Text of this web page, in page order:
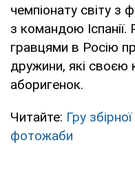
чемпіонату світу з
з командою
гравцями в Росію
дружини, які своєю
аборигенок.
Читайте: Гру
фотожаби